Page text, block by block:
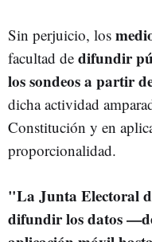
Sin perjuicio, los
facultad de difundir
los sondeos a partir
dicha actividad
Constitución y en
proporcionalidad.
"La Junta Electoral
difundir los datos